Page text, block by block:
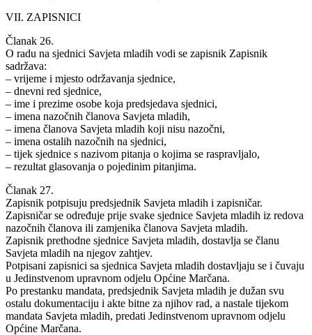
VII. ZAPISNICI
Članak 26.
O radu na sjednici Savjeta mladih vodi se zapisnik Zapisnik
sadržava:
– vrijeme i mjesto održavanja sjednice,
– dnevni red sjednice,
– ime i prezime osobe koja predsjedava sjednici,
– imena nazočnih članova Savjeta mladih,
– imena članova Savjeta mladih koji nisu nazočni,
– imena ostalih nazočnih na sjednici,
– tijek sjednice s nazivom pitanja o kojima se raspravljalo,
– rezultat glasovanja o pojedinim pitanjima.
Članak 27.
Zapisnik potpisuju predsjednik Savjeta mladih i zapisničar.
Zapisničar se određuje prije svake sjednice Savjeta mladih iz redova
nazočnih članova ili zamjenika članova Savjeta mladih.
Zapisnik prethodne sjednice Savjeta mladih, dostavlja se članu
Savjeta mladih na njegov zahtjev.
Potpisani zapisnici sa sjednica Savjeta mladih dostavljaju se i čuvaju
u Jedinstvenom upravnom odjelu Općine Marčana.
Po prestanku mandata, predsjednik Savjeta mladih je dužan svu
ostalu dokumentaciju i akte bitne za njihov rad, a nastale tijekom
mandata Savjeta mladih, predati Jedinstvenom upravnom odjelu
Općine Marčana.